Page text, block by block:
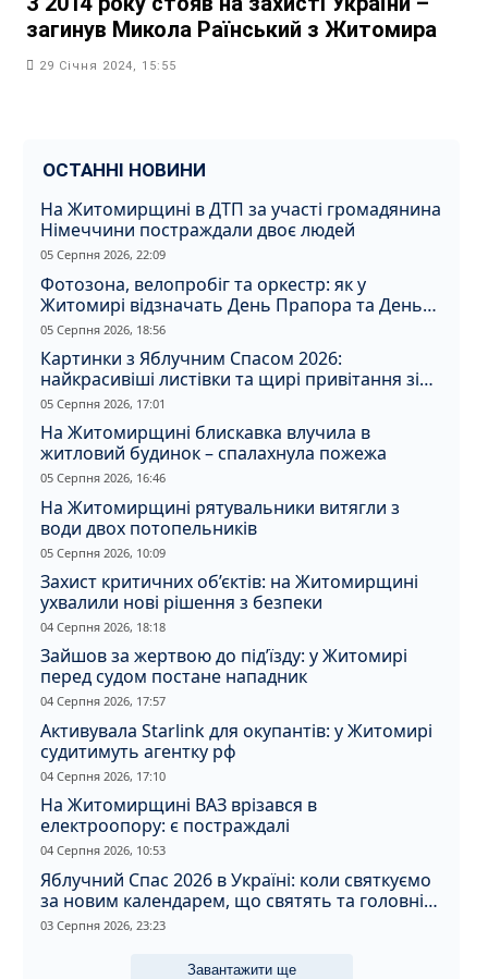
загинув Микола Раїнський з Житомира
29 Січня 2024, 15:55
ОСТАННІ НОВИНИ
На Житомирщині в ДТП за участі громадянина
Німеччини постраждали двоє людей
05 Серпня 2026, 22:09
Фотозона, велопробіг та оркестр: як у
Житомирі відзначать День Прапора та День
Незалежності
05 Серпня 2026, 18:56
Картинки з Яблучним Спасом 2026:
найкрасивіші листівки та щирі привітання зі
святом
05 Серпня 2026, 17:01
На Житомирщині блискавка влучила в
житловий будинок – спалахнула пожежа
05 Серпня 2026, 16:46
На Житомирщині рятувальники витягли з
води двох потопельників
05 Серпня 2026, 10:09
Захист критичних об’єктів: на Житомирщині
ухвалили нові рішення з безпеки
04 Серпня 2026, 18:18
Зайшов за жертвою до під’їзду: у Житомирі
перед судом постане нападник
04 Серпня 2026, 17:57
Активувала Starlink для окупантів: у Житомирі
судитимуть агентку рф
04 Серпня 2026, 17:10
На Житомирщині ВАЗ врізався в
електроопору: є постраждалі
04 Серпня 2026, 10:53
Яблучний Спас 2026 в Україні: коли святкуємо
за новим календарем, що святять та головні
прикмети дня
03 Серпня 2026, 23:23
Завантажити ще